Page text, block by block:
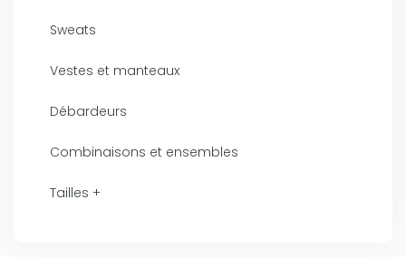
Sweats
Vestes et manteaux
Débardeurs
Combinaisons et ensembles
Tailles +